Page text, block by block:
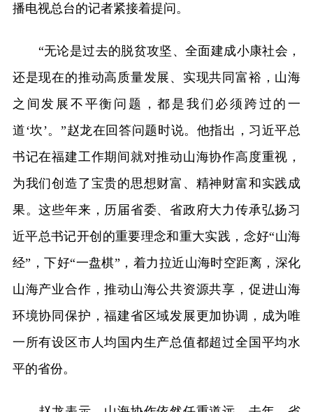
播电视总台的记者紧接着提问。
“无论是过去的脱贫攻坚、全面建成小康社会，
还是现在的推动高质量发展、实现共同富裕，山海
之间发展不平衡问题，都是我们必须跨过的一
道‘坎’。”赵龙在回答问题时说。他指出，习近平总
书记在福建工作期间就对推动山海协作高度重视，
为我们创造了宝贵的思想财富、精神财富和实践成
果。这些年来，历届省委、省政府大力传承弘扬习
近平总书记开创的重要理念和重大实践，念好“山海
经”，下好“一盘棋”，着力拉近山海时空距离，深化
山海产业合作，推动山海公共资源共享，促进山海
环境协同保护，福建省区域发展更加协调，成为唯
一所有设区市人均国内生产总值都超过全国平均水
平的省份。